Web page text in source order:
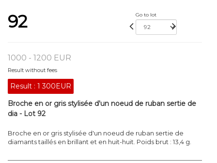
92 Go to lot
1000 - 1200 EUR
Result without fees
Result : 1 300EUR
Broche en or gris stylisée d'un noeud de ruban sertie de
dia - Lot 92
Broche en or gris stylisée d'un noeud de ruban sertie de
diamants taillés en brillant et en huit-huit. Poids brut : 13,4 g.